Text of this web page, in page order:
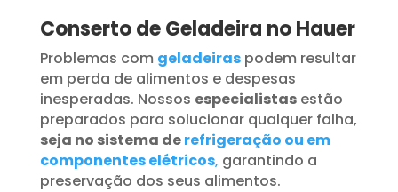
Conserto de Geladeira no Hauer
Problemas com geladeiraspodem resultar
em perda de alimentos e despesas
inesperadas. Nossos especialistasestão
preparados para solucionar qualquer falha,
seja no sistema derefrigeração ou em
componentes elétricos, garantindo a
preservação dos seus alimentos.